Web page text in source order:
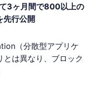
3ヶ月間で800以上の
先行公開
（分散型アプリケ
とは異なり、ブロック